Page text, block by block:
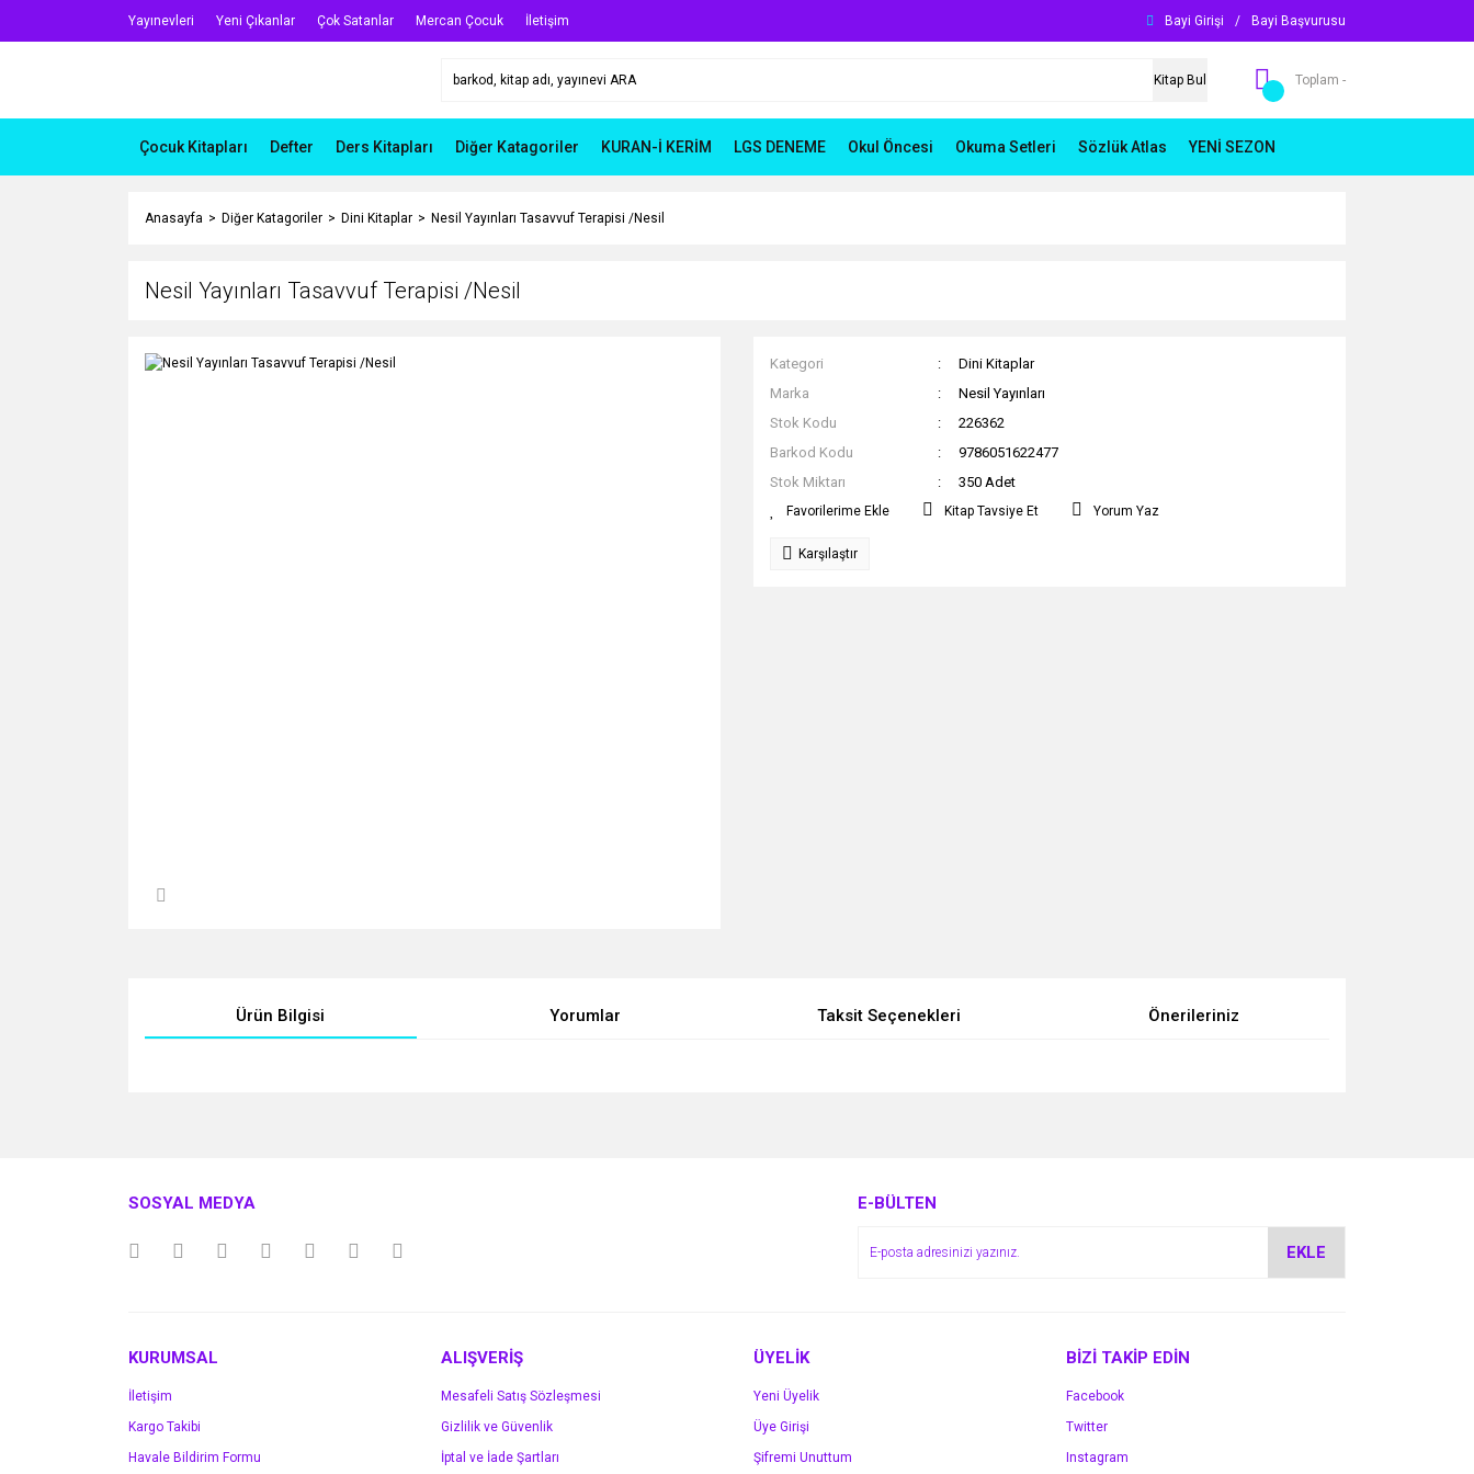
Yayınevleri Yeni Çıkanlar Çok Satanlar Mercan Çocuk İletişim Bayi Girişi / Bayi Başvurusu
Kitap Bul Toplam -
Çocuk Kitapları Defter Ders Kitapları Diğer Katagoriler KURAN-İ KERİM LGS DENEME Okul Öncesi Okuma Setleri Sözlük Atlas YENİ SEZON
Anasayfa Diğer Katagoriler Dini Kitaplar Nesil Yayınları Tasavvuf Terapisi /Nesil
Nesil Yayınları Tasavvuf Terapisi /Nesil
Kategori
Dini Kitaplar
Marka
Nesil Yayınları
Stok Kodu
226362
Barkod Kodu
9786051622477
Stok Miktarı
350 Adet
Kitap Tavsiye Et Yorum Yaz
Karşılaştır
Ürün Bilgisi Yorumlar Taksit Seçenekleri Önerileriniz
Ürün açıklamasında eksik bilgiler bulunuyor.
SOSYAL MEDYA E-BÜLTEN
EKLE
KURUMSAL
İletişim
Kargo Takibi
Havale Bildirim Formu
ALIŞVERİŞ
Mesafeli Satış Sözleşmesi
Gizlilik ve Güvenlik
İptal ve İade Şartları
ÜYELİK
Yeni Üyelik
Üye Girişi
Şifremi Unuttum
BİZİ TAKİP EDİN
Facebook
Twitter
Instagram